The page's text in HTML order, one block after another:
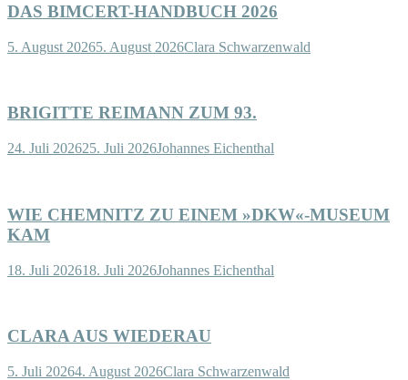
DAS BIMCERT-HANDBUCH 2026
5. August 20265. August 2026Clara Schwarzenwald
BRIGITTE REIMANN ZUM 93.
24. Juli 202625. Juli 2026Johannes Eichenthal
WIE CHEMNITZ ZU EINEM »DKW«-MUSEUM
KAM
18. Juli 202618. Juli 2026Johannes Eichenthal
CLARA AUS WIEDERAU
5. Juli 20264. August 2026Clara Schwarzenwald